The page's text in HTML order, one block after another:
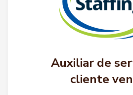
Auxiliar de
cliente